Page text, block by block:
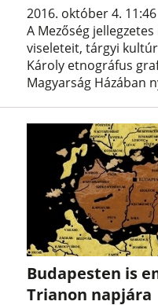
2016. október 4. 11:46
A Mezőség
viseleteit, tárgyi
Károly etnográfus
Magyarság Házában
Budapesten is
Trianon napjára